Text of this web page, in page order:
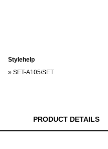
Stylehelp
» SET-A105/SET
PRODUCT DETAILS